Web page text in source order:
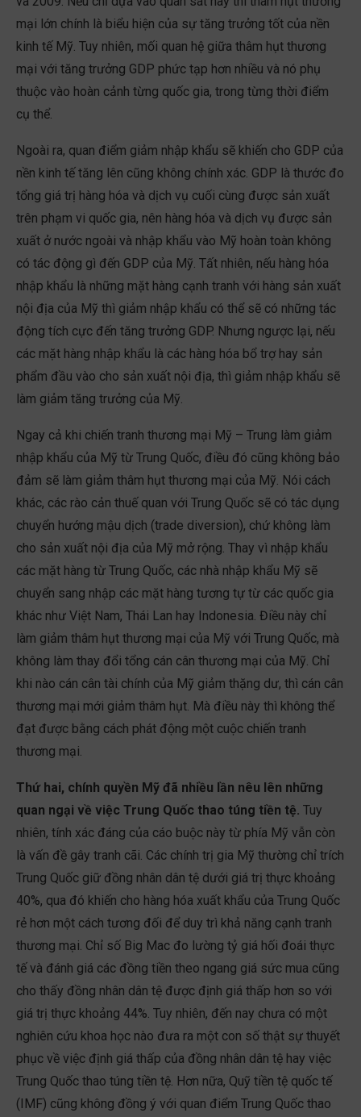
mại lớn chính là biểu hiện của sự tăng trưởng tốt của nền
kinh tế Mỹ. Tuy nhiên, mối quan hệ giữa thâm hụt thương
mại với tăng trưởng GDP phức tạp hơn nhiều và nó phụ
thuộc vào hoàn cảnh từng quốc gia, trong từng thời điểm
cụ thể.
Ngoài ra, quan điểm giảm nhập khẩu sẽ khiến cho GDP của
nền kinh tế tăng lên cũng không chính xác. GDP là thước đo
tổng giá trị hàng hóa và dịch vụ cuối cùng được sản xuất
trên phạm vi quốc gia, nên hàng hóa và dịch vụ được sản
xuất ở nước ngoài và nhập khẩu vào Mỹ hoàn toàn không
có tác động gì đến GDP của Mỹ. Tất nhiên, nếu hàng hóa
nhập khẩu là những mặt hàng cạnh tranh với hàng sản xuất
nội địa của Mỹ thì giảm nhập khẩu có thể sẽ có những tác
động tích cực đến tăng trưởng GDP. Nhưng ngược lại, nếu
các mặt hàng nhập khẩu là các hàng hóa bổ trợ hay sản
phẩm đầu vào cho sản xuất nội địa, thì giảm nhập khẩu sẽ
làm giảm tăng trưởng của Mỹ.
Ngay cả khi chiến tranh thương mại Mỹ – Trung làm giảm
nhập khẩu của Mỹ từ Trung Quốc, điều đó cũng không bảo
đảm sẽ làm giảm thâm hụt thương mại của Mỹ. Nói cách
khác, các rào cản thuế quan với Trung Quốc sẽ có tác dụng
chuyển hướng mậu dịch (trade diversion), chứ không làm
cho sản xuất nội địa của Mỹ mở rộng. Thay vì nhập khẩu
các mặt hàng từ Trung Quốc, các nhà nhập khẩu Mỹ sẽ
chuyển sang nhập các mặt hàng tương tự từ các quốc gia
khác như Việt Nam, Thái Lan hay Indonesia. Điều này chỉ
làm giảm thâm hụt thương mại của Mỹ với Trung Quốc, mà
không làm thay đổi tổng cán cân thương mại của Mỹ. Chỉ
khi nào cán cân tài chính của Mỹ giảm thặng dư, thì cán cân
thương mại mới giảm thâm hụt. Mà điều này thì không thể
đạt được bằng cách phát động một cuộc chiến tranh
thương mại.
Thứ hai, chính quyền Mỹ đã nhiều lần nêu lên những
quan ngại về việc Trung Quốc thao túng tiền tệ. Tuy
nhiên, tính xác đáng của cáo buộc này từ phía Mỹ vẫn còn
là vấn đề gây tranh cãi. Các chính trị gia Mỹ thường chỉ trích
Trung Quốc giữ đồng nhân dân tệ dưới giá trị thực khoảng
40%, qua đó khiến cho hàng hóa xuất khẩu của Trung Quốc
rẻ hơn một cách tương đối để duy trì khả năng cạnh tranh
thương mại. Chỉ số Big Mac đo lường tỷ giá hối đoái thực
tế và đánh giá các đồng tiền theo ngang giá sức mua cũng
cho thấy đồng nhân dân tệ được định giá thấp hơn so với
giá trị thực khoảng 44%. Tuy nhiên, đến nay chưa có một
nghiên cứu khoa học nào đưa ra một con số thật sự thuyết
phục về việc định giá thấp của đồng nhân dân tệ hay việc
Trung Quốc thao túng tiền tệ. Hơn nữa, Quỹ tiền tệ quốc tế
(IMF) cũng không đồng ý với quan điểm Trung Quốc thao